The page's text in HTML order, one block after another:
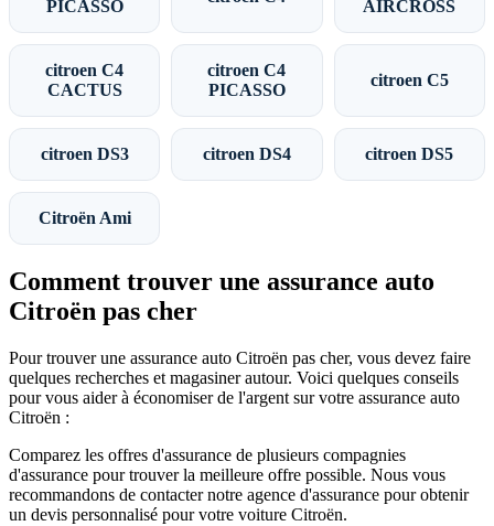
PICASSO
AIRCROSS
citroen C4
CACTUS
citroen C4
PICASSO
citroen C5
citroen DS3 citroen DS4 citroen DS5
Citroën Ami
Comment trouver une assurance auto
Citroën pas cher
Pour trouver une assurance auto Citroën pas cher, vous devez faire
quelques recherches et magasiner autour. Voici quelques conseils
pour vous aider à économiser de l'argent sur votre assurance auto
Citroën :
Comparez les offres d'assurance de plusieurs compagnies
d'assurance pour trouver la meilleure offre possible. Nous vous
recommandons de contacter notre agence d'assurance pour obtenir
un devis personnalisé pour votre voiture Citroën.